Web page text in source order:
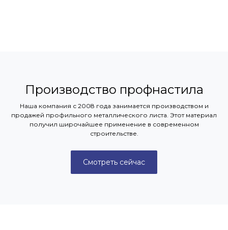
Производство профнастила
Наша компания с 2008 года занимается производством и
продажей профильного металлического листа. Этот материал
получил широчайшее применение в современном
строительстве.
Смотреть сейчас